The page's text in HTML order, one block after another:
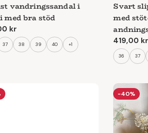
vandringssandal i
med bra stöd
kr
37 38 39 40 +1
Svart
med
Ordinarie
pris
419,00 kr
36 37
-40%